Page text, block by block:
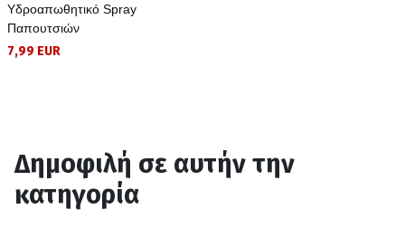
Υδροαπωθητικό Spray
Παπουτσιών
7,99 EUR
Δημοφιλή σε αυτήν την
κατηγορία